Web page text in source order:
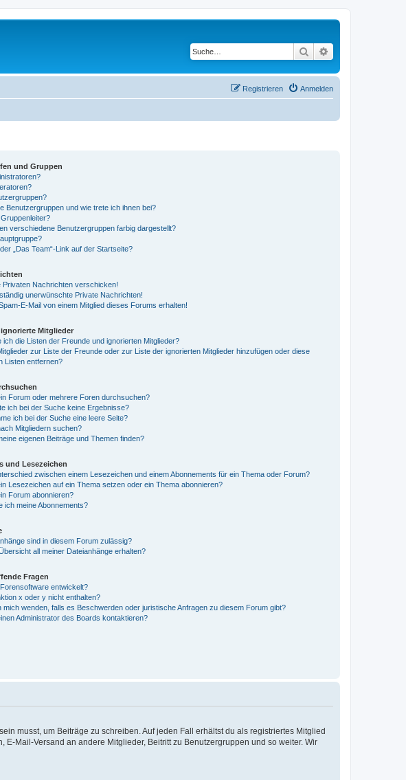
Suche
Anmelden
Registrieren
und Gruppen
Benutzergruppen und wie trete ich ihnen bei?
verschiedene Benutzergruppen farbig dargestellt?
„Das Team“-Link auf der Startseite?
Privaten Nachrichten verschicken!
unerwünschte Private Nachrichten!
E-Mail von einem Mitglied dieses Forums erhalten!
Mitglieder
ich die Listen der Freunde und ignorierten Mitglieder?
zur Liste der Freunde oder zur Liste der ignorierten Mitglieder hinzufügen oder diese
Listen entfernen?
Forum oder mehrere Foren durchsuchen?
ich bei der Suche keine Ergebnisse?
ich bei der Suche eine leere Seite?
Mitgliedern suchen?
eigenen Beiträge und Themen finden?
und Lesezeichen
zwischen einem Lesezeichen und einem Abonnements für ein Thema oder Forum?
Lesezeichen auf ein Thema setzen oder ein Thema abonnieren?
Forum abonnieren?
ich meine Abonnements?
sind in diesem Forum zulässig?
all meiner Dateianhänge erhalten?
Fragen
entwickelt?
x oder y nicht enthalten?
mich wenden, falls es Beschwerden oder juristische Anfragen zu diesem Forum gibt?
Administrator des Boards kontaktieren?
musst, um Beiträge zu schreiben. Auf jeden Fall erhältst du als registriertes Mitglied
Mail-Versand an andere Mitglieder, Beitritt zu Benutzergruppen und so weiter. Wir